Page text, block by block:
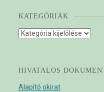
KATEGÓRIÁK
Kategóriák
HIVATALOS
Alapító okirat